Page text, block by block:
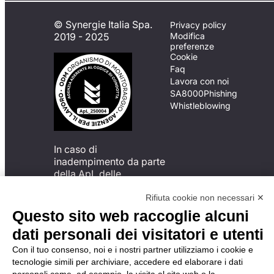
© Synergie Italia Spa.
2019 - 2025
In caso di
inadempimento da parte
della ApL delle
del Codice di Condotta, è
possibile presentare un
reclamo
all’Organismo di
Monitoraggio utilizzando
una delle modalità
descritte al seguente
Privacy policy
Modifica
preferenze
Cookie
Faq
Lavora con noi
SA8000Phishing
Whistleblowing
Rifiuta cookie non necessari ✕
Questo sito web raccoglie alcuni
dati personali dei visitatori e utenti
Con il tuo consenso, noi e i nostri partner utilizziamo i cookie e
tecnologie simili per archiviare, accedere ed elaborare i dati